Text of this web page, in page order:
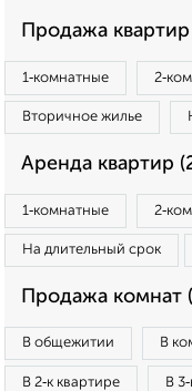
Продажа квартир
1‑комнатные
Вторичное жилье
Аренда квартир
1‑комнатные
На длительный срок
Продажа комнат
В общежитии В
В 2‑к квартире В